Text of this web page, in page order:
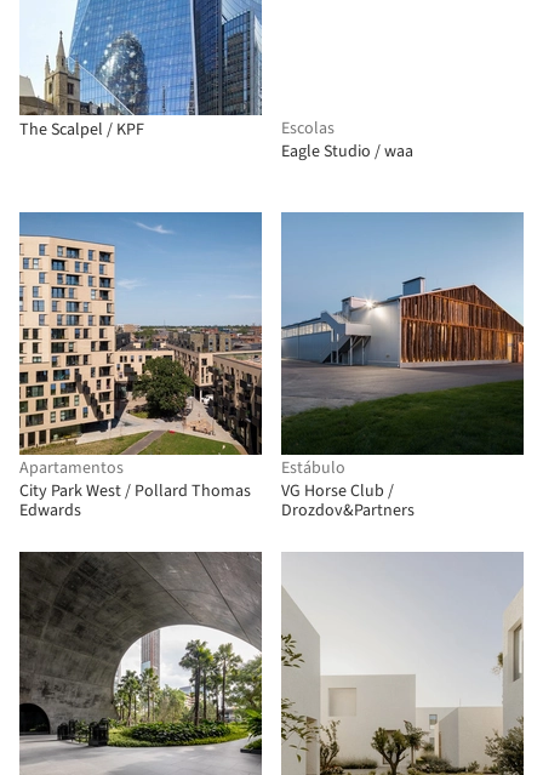
The Scalpel / KPF
Escolas
Eagle Studio / waa
Apartamentos
City Park West / Pollard Thomas
Edwards
Estábulo
VG Horse Club /
Drozdov&Partners